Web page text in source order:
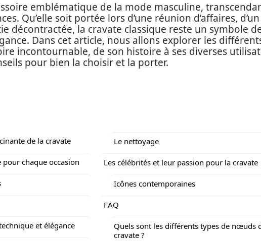
emblématique de la mode masculine,
Qu’elle soit portée lors d’une réunion d’affaires, d’un
décontractée, la cravate classique reste un symbole
Dans cet article, nous allons explorer les
incontournable, de son histoire à ses diverses
pour bien la choisir et la porter.
de la cravate
chaque occasion
et élégance
Le nettoyage
Les célébrités et leur passion pour la cravate
Icônes contemporaines
FAQ
Quels sont les différents types de nœuds
cravate ?